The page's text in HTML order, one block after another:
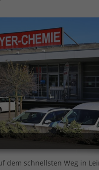
dem schnellsten Weg in